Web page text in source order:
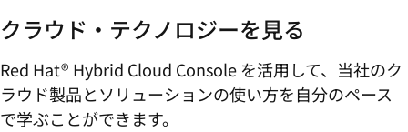
クラウド・テクノロジーを見る
Red Hat® Hybrid Cloud Console を活用して、当社のク
ラウド製品とソリューションの使い方を自分のペース
で学ぶことができます。